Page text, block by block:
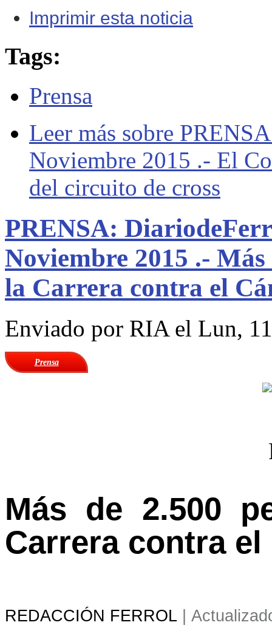
Imprimir esta noticia
Tags:
Prensa
Leer más sobre
Noviembre 2015 .- El
del circuito de cross
PRENSA:
Noviembre 2015 .-
la Carrera contra el
Enviado por RIAel Lun,
Prensa
Más de 2.500
Carrera contra el
REDACCIÓN FERROL